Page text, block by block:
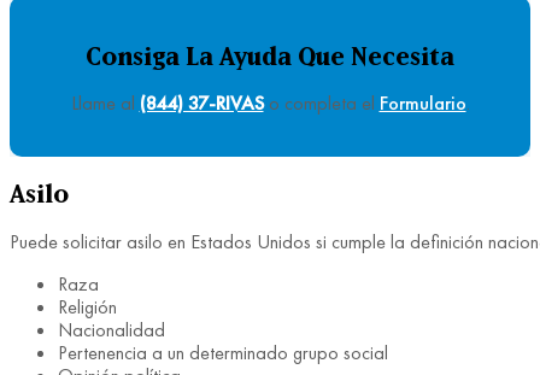
Consiga La Ayuda Que Necesita
Llame al (844) 37-RIVASo completa el Formulario.
Asilo
Puede solicitar asilo en Estados Unidos si cumple la definición
Raza
Religión
Nacionalidad
Pertenencia a un determinado grupo social